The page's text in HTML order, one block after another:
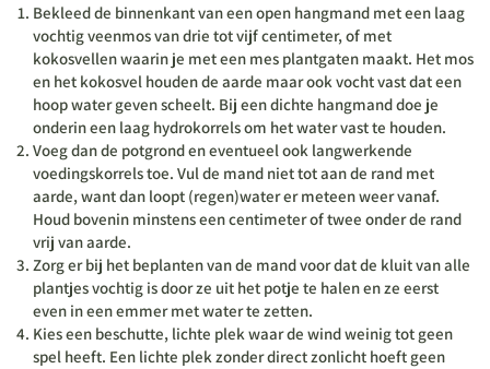
Bekleed de binnenkant van een open hangmand met een laag
vochtig veenmos van drie tot vijf centimeter, of met
kokosvellen waarin je met een mes plantgaten maakt. Het mos
en het kokosvel houden de aarde maar ook vocht vast dat een
hoop water geven scheelt. Bij een dichte hangmand doe je
onderin een laag hydrokorrels om het water vast te houden.
Voeg dan de potgrond en eventueel ook langwerkende
voedingskorrels toe. Vul de mand niet tot aan de rand met
aarde, want dan loopt (regen)water er meteen weer vanaf.
Houd bovenin minstens een centimeter of twee onder de rand
vrij van aarde.
Zorg er bij het beplanten van de mand voor dat de kluit van alle
plantjes vochtig is door ze uit het potje te halen en ze eerst
even in een emmer met water te zetten.
Kies een beschutte, lichte plek waar de wind weinig tot geen
spel heeft. Een lichte plek zonder direct zonlicht hoeft geen